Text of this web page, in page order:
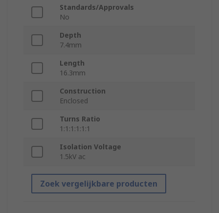
Standards/Approvals
No
Depth
7.4mm
Length
16.3mm
Construction
Enclosed
Turns Ratio
1:1:1:1:1:1
Isolation Voltage
1.5kV ac
Zoek vergelijkbare producten